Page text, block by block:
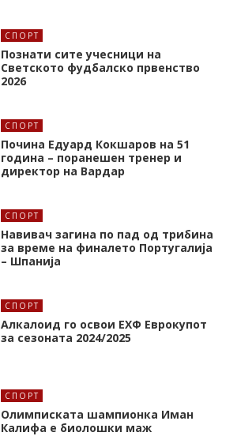
СПОРТ
Познати сите учесници на
Светското фудбалско првенство
2026
СПОРТ
Почина Едуард Кокшаров на 51
година – поранешен тренер и
директор на Вардар
СПОРТ
Навивач загина по пад од трибина
за време на финалето Португалија
– Шпанија
СПОРТ
Алкалоид го освои ЕХФ Еврокупот
за сезоната 2024/2025
СПОРТ
Олимписката шампионка Иман
Калифa е биолошки маж